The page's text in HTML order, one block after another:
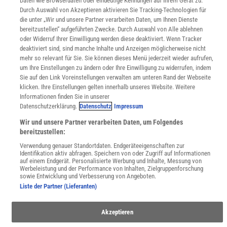
Lexika
Für Spektrum schreiben
Zugänglichkeitserklärung
WEBSEITEN
KielSCN
Wissenschaft in die Schulen
SciLogs
Uns finden Sie auch hier:
Durch Auswahl von Akzeptieren aktivieren Sie Tracking-Technologien für
die unter „Wir und unsere Partner verarbeiten Daten, um Ihnen Dienste
bereitzustellen“ aufgeführten Zwecke. Durch Auswahl von Alle ablehnen
oder Widerruf Ihrer Einwilligung werden diese deaktiviert. Wenn Tracker
deaktiviert sind, sind manche Inhalte und Anzeigen möglicherweise nicht
mehr so relevant für Sie. Sie können dieses Menü jederzeit wieder aufrufen,
um Ihre Einstellungen zu ändern oder Ihre Einwilligung zu widerrufen, indem
Sie auf den Link Voreinstellungen verwalten am unteren Rand der Webseite
klicken. Ihre Einstellungen gelten innerhalb unseres Website. Weitere
Informationen finden Sie in unserer
Datenschutzerklärung. Datenschutz Impressum
Wir und unsere Partner verarbeiten Daten, um Folgendes
bereitzustellen:
Verwendung genauer Standortdaten. Endgeräteeigenschaften zur
Identifikation aktiv abfragen. Speichern von oder Zugriff auf Informationen
auf einem Endgerät. Personalisierte Werbung und Inhalte, Messung von
Werbeleistung und der Performance von Inhalten, Zielgruppenforschung
sowie Entwicklung und Verbesserung von Angeboten.
Liste der Partner (Lieferanten)
Akzeptieren